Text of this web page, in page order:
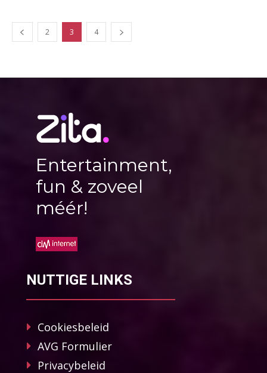
2 3 4
Entertainment,
fun & zoveel
méér!
NUTTIGE LINKS
Cookiesbeleid
AVG Formulier
Privacybeleid